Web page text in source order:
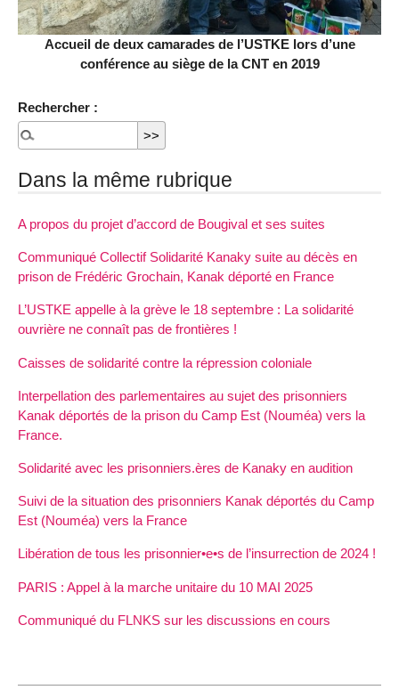
Accueil de deux camarades de l’USTKE lors d’une
conférence au siège de la CNT en 2019
Rechercher :
Dans la même rubrique
A propos du projet d’accord de Bougival et ses suites
Communiqué Collectif Solidarité Kanaky suite au décès en
prison de Frédéric Grochain, Kanak déporté en France
L’USTKE appelle à la grève le 18 septembre : La solidarité
ouvrière ne connaît pas de frontières !
Caisses de solidarité contre la répression coloniale
Interpellation des parlementaires au sujet des prisonniers
Kanak déportés de la prison du Camp Est (Nouméa) vers la
France.
Solidarité avec les prisonniers.ères de Kanaky en audition
Suivi de la situation des prisonniers Kanak déportés du Camp
Est (Nouméa) vers la France
Libération de tous les prisonnier•e•s de l’insurrection de 2024 !
PARIS : Appel à la marche unitaire du 10 MAI 2025
Communiqué du FLNKS sur les discussions en cours